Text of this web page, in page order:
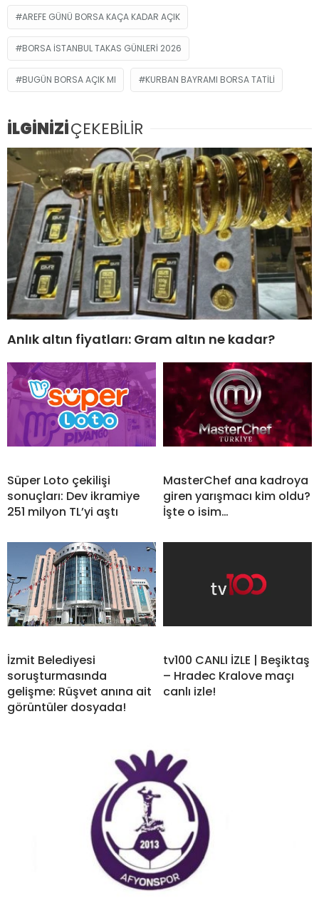
AREFE GÜNÜ BORSA KAÇA KADAR AÇIK
BORSA ISTANBUL TAKAS GÜNLERI 2026
BUGÜN BORSA AÇIK MI KURBAN BAYRAMI BORSA TATILI
İLGİNİZİÇEKEBİLİR
Anlık altın fiyatları: Gram altın ne kadar?
Süper Loto çekilişi
sonuçları: Dev ikramiye
251 milyon TL’yi aştı
MasterChef ana kadroya
giren yarışmacı kim oldu?
İşte o isim…
İzmit Belediyesi
soruşturmasında
gelişme: Rüşvet anına ait
görüntüler dosyada!
tv100 CANLI İZLE | Beşiktaş
– Hradec Kralove maçı
canlı izle!